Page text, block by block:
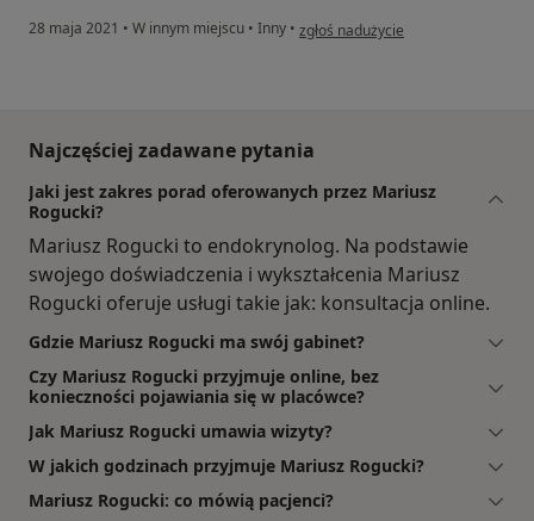
28 maja 2021 • W innym miejscu • Inny • w opinii użytkownika JM
zgłoś nadużycie
Najczęściej zadawane pytania
Jaki jest zakres porad oferowanych przez Mariusz
Rogucki?
Mariusz Rogucki to endokrynolog. Na podstawie
swojego doświadczenia i wykształcenia Mariusz
Rogucki oferuje usługi takie jak: konsultacja online.
Gdzie Mariusz Rogucki ma swój gabinet?
Czy Mariusz Rogucki przyjmuje online, bez
konieczności pojawiania się w placówce?
Jak Mariusz Rogucki umawia wizyty?
W jakich godzinach przyjmuje Mariusz Rogucki?
Mariusz Rogucki: co mówią pacjenci?